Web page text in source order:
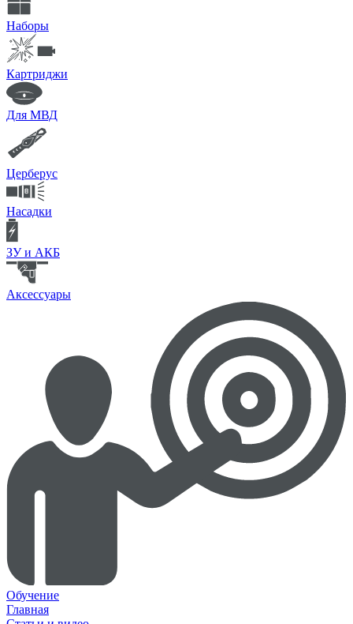
Наборы
Картриджи
Для МВД
Церберус
Насадки
ЗУ и АКБ
Аксессуары
Обучение
Главная